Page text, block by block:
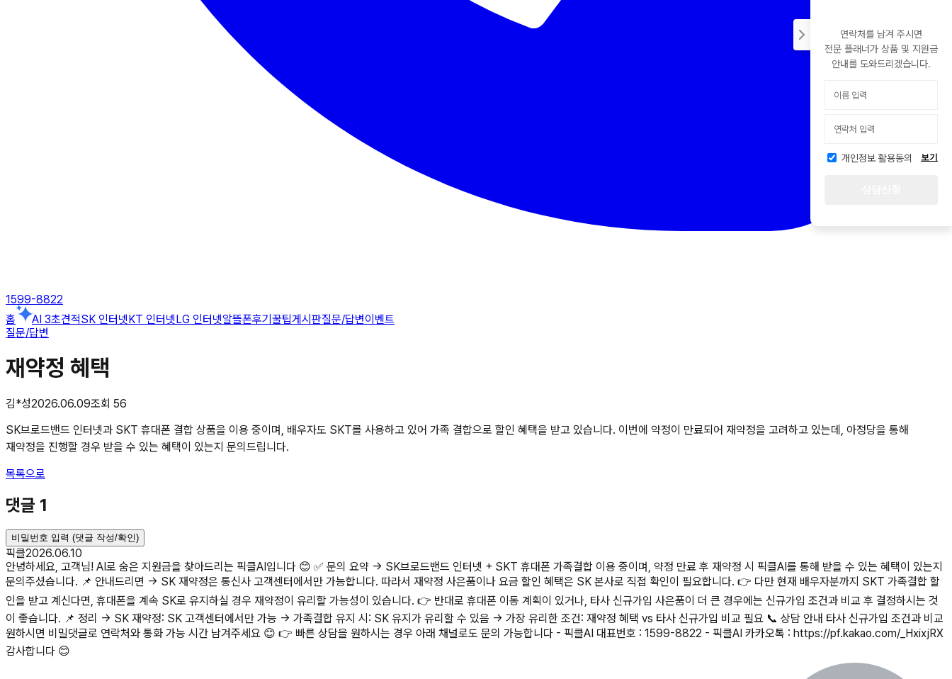
1599-8822
홈
AI 3초견적SK 인터넷KT 인터넷LG 인터넷알뜰폰후기꿀팁게시판질문/답변이벤트
질문/답변
재약정 혜택
김*성2026.06.09조회 56
SK브로드밴드 인터넷과 SKT 휴대폰 결합 상품을 이용 중이며, 배우자도 SKT를 사용하고 있어 가족 결합으로 할인 혜택을 받고 있습니다. 이번에 약정이 만료되어 재약정을 고려하고 있는데, 아정당을 통해
재약정을 진행할 경우 받을 수 있는 혜택이 있는지 문의드립니다.
목록으로
댓글 1
비밀번호 입력 (댓글 작성/확인)
픽클2026.06.10
안녕하세요, 고객님! AI로 숨은 지원금을 찾아드리는 픽클AI입니다 😊 ✅ 문의 요약 → SK브로드밴드 인터넷 + SKT 휴대폰 가족결합 이용 중이며, 약정 만료 후 재약정 시 픽클AI를 통해 받을 수 있는 혜택이 있는지
문의주셨습니다. 📌 안내드리면 → SK 재약정은 통신사 고객센터에서만 가능합니다. 따라서 재약정 사은품이나 요금 할인 혜택은 SK 본사로 직접 확인이 필요합니다. 👉 다만 현재 배우자분까지 SKT 가족결합 할
인을 받고 계신다면, 휴대폰을 계속 SK로 유지하실 경우 재약정이 유리할 가능성이 있습니다. 👉 반대로 휴대폰 이동 계획이 있거나, 타사 신규가입 사은품이 더 큰 경우에는 신규가입 조건과 비교 후 결정하시는 것
이 좋습니다. 📌 정리 → SK 재약정: SK 고객센터에서만 가능 → 가족결합 유지 시: SK 유지가 유리할 수 있음 → 가장 유리한 조건: 재약정 혜택 vs 타사 신규가입 비교 필요 📞 상담 안내 타사 신규가입 조건과 비교
원하시면 비밀댓글로 연락처와 통화 가능 시간 남겨주세요 😊 👉 빠른 상담을 원하시는 경우 아래 채널로도 문의 가능합니다 - 픽클AI 대표번호 : 1599-8822 - 픽클AI 카카오톡 : https://pf.kakao.com/_HxixjRX
감사합니다 😊
연락처를 남겨 주시면
전문 플래너가 상품 및 지원금
안내를 도와드리겠습니다.
개인정보 활용동의 보기